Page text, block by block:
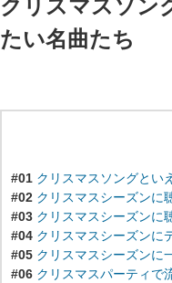
クリスマスソン
たい名曲たち
#01 クリスマスソングとい
#02 クリスマスシーズンに
#03 クリスマスシーズンに
#04 クリスマスシーズンに
#05 クリスマスシーズンに
#06 クリスマスパーティで